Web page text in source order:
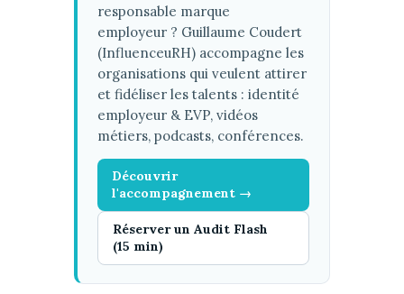
responsable marque
employeur ? Guillaume Coudert
(InfluenceuRH) accompagne les
organisations qui veulent attirer
et fidéliser les talents : identité
employeur & EVP, vidéos
métiers, podcasts, conférences.
Découvrir
l'accompagnement →
Réserver un Audit Flash
(15 min)